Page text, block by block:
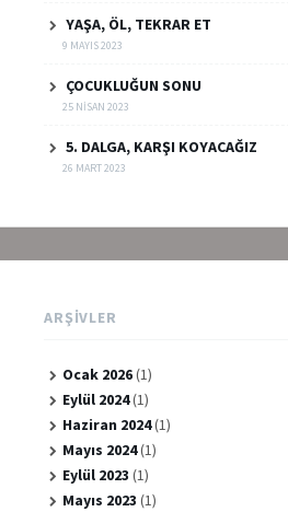
YAŞA, ÖL, TEKRAR ET
9 MAYIS 2023
ÇOCUKLUĞUN SONU
25 NISAN 2023
5. DALGA, KARŞI KOYACAĞIZ
26 MART 2023
ARŞIVLER
Ocak 2026(1)
Eylül 2024(1)
Haziran 2024(1)
Mayıs 2024(1)
Eylül 2023 (1)
Mayıs 2023 (1)